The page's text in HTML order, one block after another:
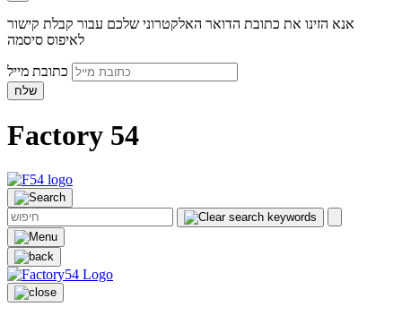
אנא הזינו את כתובת הדואר האלקטרוני שלכם עבור קבלת קישור
לאיפוס סיסמה
שלח
Factory 54